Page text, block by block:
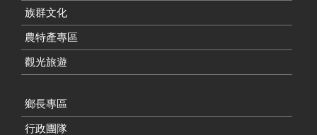
族群文化
農特產專區
觀光旅遊
鄉長專區
行政團隊